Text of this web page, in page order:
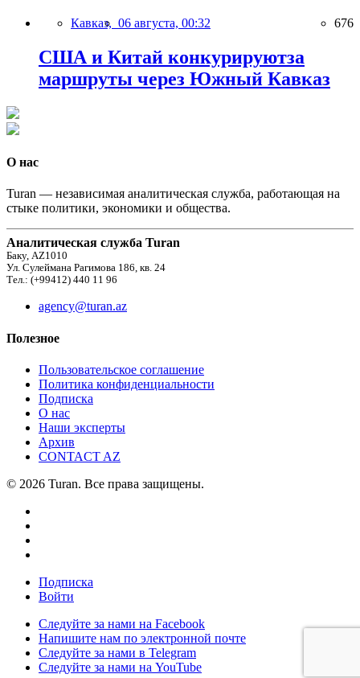
Кавказ, 06 августа, 00:32 676
США и Китай конкурируютза
маршруты через Южный Кавказ
О нас
Turan — независимая аналитическая служба, работающая на
стыке политики, экономики и общества.
Аналитическая служба Turan
Баку, AZ1010
Ул. Сулеймана Рагимова 186, кв. 24
Тел.: (+99412) 440 11 96
agency@turan.az
Полезное
Пользовательское соглашение
Политика конфиденциальности
Подписка
О нас
Наши эксперты
Архив
CONTACT AZ
© 2026 Turan. Все права защищены.
Подписка
Войти
Следуйте за нами на Facebook
Напишите нам по электронной почте
Следуйте за нами в Telegram
Следуйте за нами на YouTube